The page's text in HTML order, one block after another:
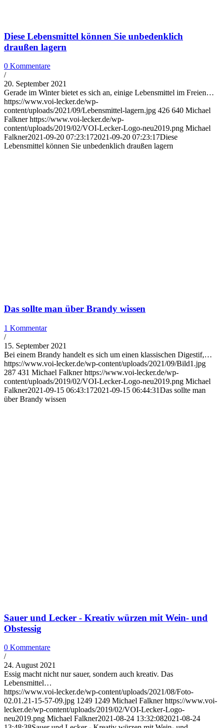
Diese Lebensmittel können Sie unbedenklich
draußen lagern
0 Kommentare
/
20. September 2021
Gerade im Winter bietet es sich an, einige Lebensmittel im Freien…
https://www.voi-lecker.de/wp-
content/uploads/2021/09/Lebensmittel-lagern.jpg 426 640 Michael
Falkner https://www.voi-lecker.de/wp-
content/uploads/2019/02/VOI-Lecker-Logo-neu2019.png Michael
Falkner2021-09-20 07:23:172021-09-20 07:23:17Diese
Lebensmittel können Sie unbedenklich draußen lagern
Das sollte man über Brandy wissen
1 Kommentar
/
15. September 2021
Bei einem Brandy handelt es sich um einen klassischen Digestif,…
https://www.voi-lecker.de/wp-content/uploads/2021/09/Bild1.jpg
287 431 Michael Falkner https://www.voi-lecker.de/wp-
content/uploads/2019/02/VOI-Lecker-Logo-neu2019.png Michael
Falkner2021-09-15 06:43:172021-09-15 06:44:31Das sollte man
über Brandy wissen
Sauer und Lecker - Kreativ würzen mit Wein- und
Obstessig
0 Kommentare
/
24. August 2021
Essig macht nicht nur sauer, sondern auch kreativ. Das
Lebensmittel…
https://www.voi-lecker.de/wp-content/uploads/2021/08/Foto-
02.01.21-15-57-09.jpg 1249 1249 Michael Falkner https://www.voi-
lecker.de/wp-content/uploads/2019/02/VOI-Lecker-Logo-
neu2019.png Michael Falkner2021-08-24 13:32:082021-08-24